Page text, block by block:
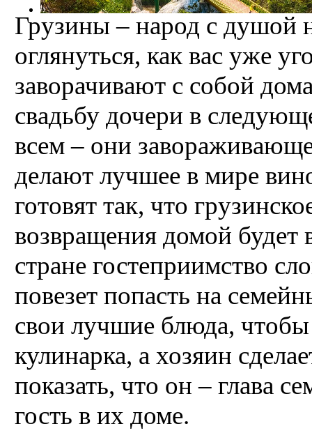
Грузины – народ с душой
оглянуться, как вас уже
заворачивают с собой
свадьбу дочери в
всем – они
делают лучшее в мире
готовят так, что
возвращения домой будет
стране гостеприимство
повезет попасть на
свои лучшие блюда, чтобы
кулинарка, а хозяин
показать, что он – глава
гость в их доме.